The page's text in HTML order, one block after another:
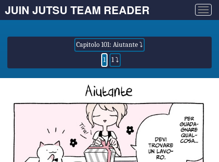
JUIN JUTSU TEAM READER
Capitolo 101: Aiutante ⤵
1
1 ⤵